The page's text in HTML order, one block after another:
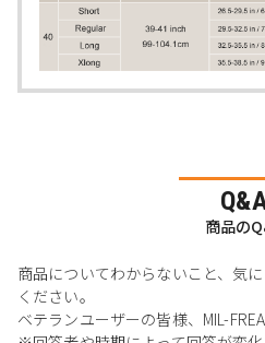
商品の
商品についてわからないこと、気
ください。
ベテランユーザーの皆様、MIL-